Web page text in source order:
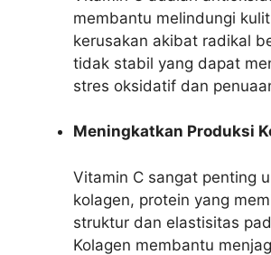
membantu melindungi
kerusakan akibat radikal
tidak stabil yang dapat
stres oksidatif dan
Meningkatkan Produksi
Vitamin C sangat penting
kolagen, protein yang
struktur dan elastisitas
Kolagen membantu